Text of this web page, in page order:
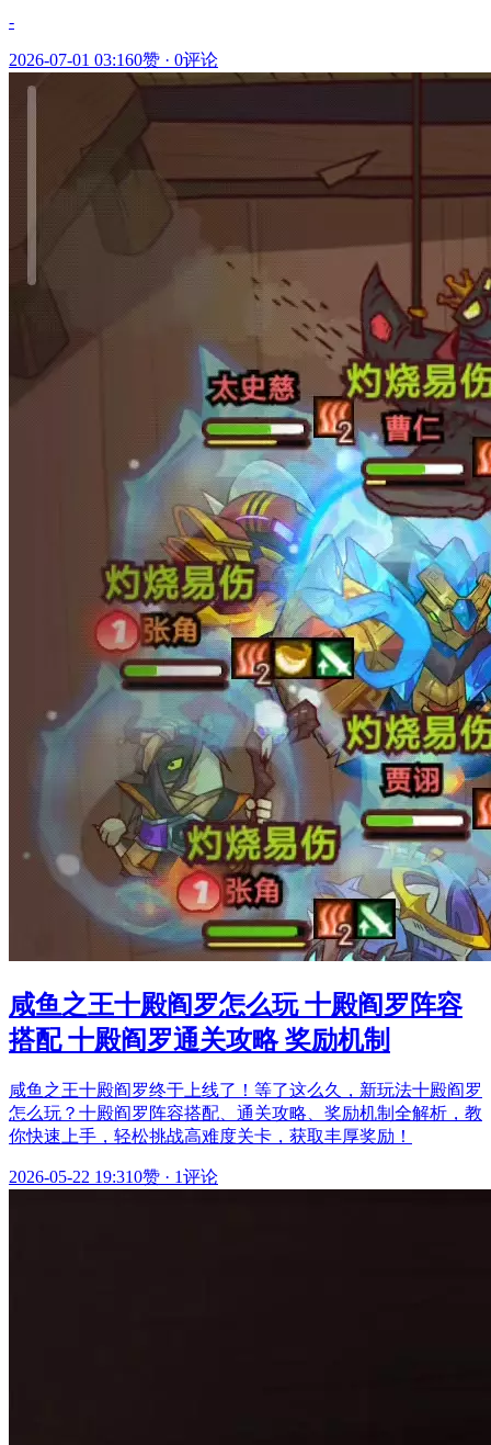
-
2026-07-01 03:160赞 · 0评论
咸鱼之王十殿阎罗怎么玩 十殿阎罗阵容
搭配 十殿阎罗通关攻略 奖励机制
咸鱼之王十殿阎罗终于上线了！等了这么久，新玩法十殿阎罗
怎么玩？十殿阎罗阵容搭配、通关攻略、奖励机制全解析，教
你快速上手，轻松挑战高难度关卡，获取丰厚奖励！
2026-05-22 19:310赞 · 1评论